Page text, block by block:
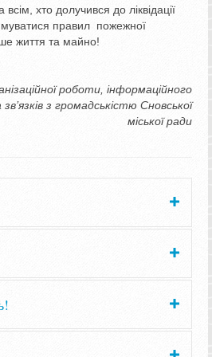
хто долучився до ліквідації
правил пожежної
життя та майно!
роботи, інформаційного
з громадськістю Сновської
міської ради